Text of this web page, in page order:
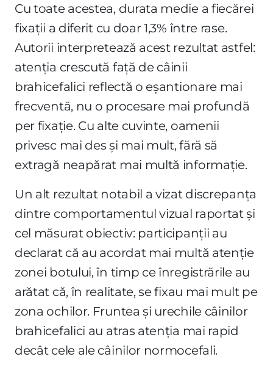
Cu toate acestea, durata medie a fiecărei
fixații a diferit cu doar 1,3% între rase.
Autorii interpretează acest rezultat astfel:
atenția crescută față de câinii
brahicefalici reflectă o eșantionare mai
frecventă, nu o procesare mai profundă
per fixație. Cu alte cuvinte, oamenii
privesc mai des și mai mult, fără să
extragă neapărat mai multă informație.
Un alt rezultat notabil a vizat discrepanța
dintre comportamentul vizual raportat și
cel măsurat obiectiv: participanții au
declarat că au acordat mai multă atenție
zonei botului, în timp ce înregistrările au
arătat că, în realitate, se fixau mai mult pe
zona ochilor. Fruntea și urechile câinilor
brahicefalici au atras atenția mai rapid
decât cele ale câinilor normocefali.